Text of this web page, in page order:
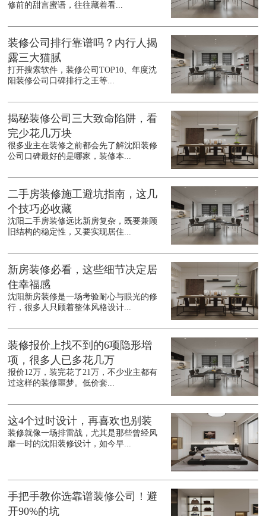
修前的甜言蜜语，往往藏着看...
装修公司排行靠谱吗？内行人揭
露三大猫腻
打开搜索软件，装修公司TOP10、年度沈
阳装修公司口碑排行之王等...
揭秘装修公司三大致命陷阱，看
完少花几万块
很多业主在装修之前都会先了解沈阳装修
公司口碑最好的是哪家，装修本...
二手房装修施工避坑指南，这几
个技巧必收藏
沈阳二手房装修远比新房复杂，既要兼顾
旧结构的稳定性，又要实现居住...
新房装修必看，这些细节决定居
住幸福感
沈阳新房装修是一场考验耐心与眼光的修
行，很多人只顾着整体风格设计...
装修报价上找不到的6项隐形增
项，很多人已多花几万
报价12万，装完花了21万，不少业主都有
过这样的装修噩梦。低价套...
这4个过时设计，再喜欢也别装
装修就像一场排雷战，尤其是那些曾经风
靡一时的沈阳装修设计，如今早...
手把手教你选靠谱装修公司！避
开90%的坑